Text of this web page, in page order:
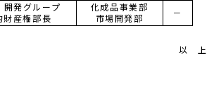
開発グループ
財産権部長
化成品事業部
市場開発部
－
以 上